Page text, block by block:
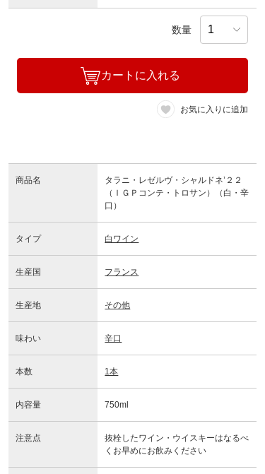
数量
カートに入れる
お気に入りに追加
商品名
タラニ・レゼルヴ・シャルドネ’２２
（ＩＧＰコンテ・トロサン）（白・辛
口）
タイプ 白ワイン
生産国 フランス
生産地 その他
味わい 辛口
本数 1本
内容量 750ml
注意点
抜栓したワイン・ウイスキーはなるべ
くお早めにお飲みください